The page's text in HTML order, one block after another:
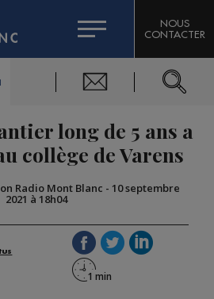
DE L'EXPERT
MACHINERY
DOMAINES SKIABLES
BIGARD
DU MONT-BLANC
NOUS
CONTACTER
long de 5 ans a
collège de Varens
Radio Mont Blanc - 10 septembre
2021 à 18h04